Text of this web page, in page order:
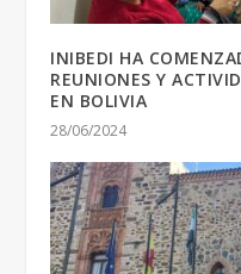
INIBEDI HA
REUNIONES Y
EN BOLIVIA
28/06/2024